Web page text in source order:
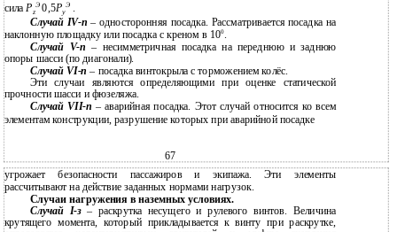
силаРz
Э0,5Ру
Э .
СлучайIV-п – односторонняя посадка. Рассматривается посадка на
наклонную площадку или посадка с креном в 100.
Случай V-п – несимметричная посадка на переднюю и заднюю
опоры шасси (по диагонали).
СлучайVI-п – посадка винтокрыла с торможением колёс.
Эти случаи являются определяющими при оценке статической
прочности шасси и фюзеляжа.
Случай VII-п – аварийная посадка. Этот случай относится ко всем
элементам конструкции, разрушение которых при аварийной посадке
67
угрожает безопасности пассажиров и экипажа. Эти элементы
рассчитывают на действие заданных нормами нагрузок.
Случаи нагружения в наземных условиях.
Случай I-з – раскрутка несущего и рулевого винтов. Величина
крутящего момента, который прикладывается к винту при раскрутке,